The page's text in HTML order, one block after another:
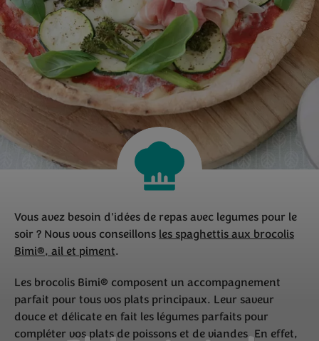
Vous avez besoin d'idées de repas avec legumes pour le
soir ? Nous vous conseillonsles spaghettis aux brocolis
Bimi®, ail et piment.
Les brocolis Bimi® composent un accompagnement
parfait pour tous vos plats principaux. Leur saveur
douce et délicate en fait les légumes parfaits pour
compléter vos plats de poissons et de viandes. En effet,